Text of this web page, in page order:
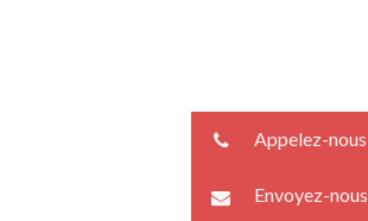
Appelez-
Envoyez-